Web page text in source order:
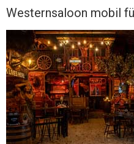
Westernsaloon mobil